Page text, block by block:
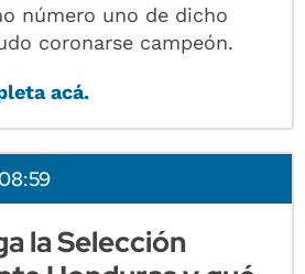
número uno de dicho
coronarse campeón.
acá.
la Selección